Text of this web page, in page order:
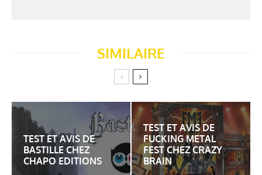
SIMILAIRE
TEST ET AVIS DE
BASTILLE CHEZ
CHAPO EDITIONS
TEST ET AVIS DE
FUCKING METAL
FEST CHEZ CRAZY
BRAIN